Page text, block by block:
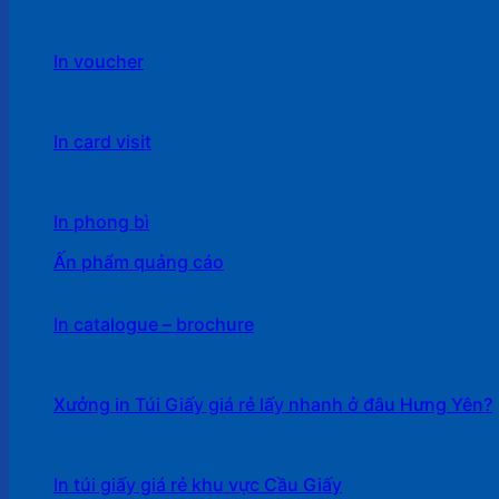
In voucher
In card visit
In phong bì
Ấn phẩm quảng cáo
In catalogue – brochure
Xưởng in Túi Giấy giá rẻ lấy nhanh ở đâu Hưng Yên?
In túi giấy giá rẻ khu vực Cầu Giấy